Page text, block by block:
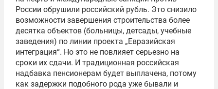
России обрушили российский рубль. Это снизило
возможности завершения строительства более
десятка объектов (больницы, детсады, учебные
заведения) по линии проекта „Евразийская
интеграция“. Но это не повлияет серьезно на
сроки их сдачи. И традиционная российская
надбавка пенсионерам будет выплачена, потому
как задержки подобного рода уже бывали и